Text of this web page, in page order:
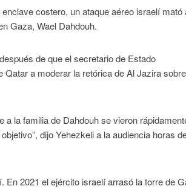
costero, un ataque aéreo israelí mató
Gaza, Wael Dahdouh.
de que el secretario de Estado
a moderar la retórica de Al Jazira
la familia de Dahdouh se vieron
dijo Yehezkeli a la audiencia horas
En 2021 el ejército israelí arrasó la torre de